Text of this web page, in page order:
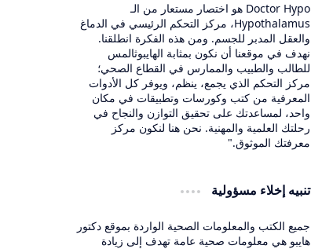
Doctor Hypo هو اختصار مستعار من الـ
Hypothalamus، مركز التحكم الرئيسي في الدماغ
والعقل المدبر للجسم. ومن هذه الفكرة انطلقنا.
نهدف في موقعنا أن نكون بمثابة الهايبوثالمس
للطالب والطبيب والممارس في القطاع الصحي؛
مركز التحكم الذي يجمع، ينظم، ويوفر كل الأدوات
المعرفية من كتب وكورسات وتطبيقات في مكان
واحد، لمساعدتك على تحقيق التوازن والنجاح في
رحلتك العلمية والمهنية. نحن هنا لنكون مركز
معرفتك الموثوق."
تنبيه إخلاء مسؤولية
جميع الكتب والمعلومات الصحية الواردة بموقع دكتور
هايبو هي معلومات صحية عامة تهدف إلى زيادة